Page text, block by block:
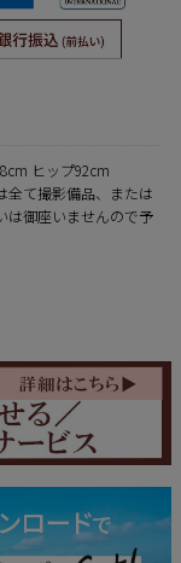
ヒップ92cm
て撮影備品、または
は御座いませんので予